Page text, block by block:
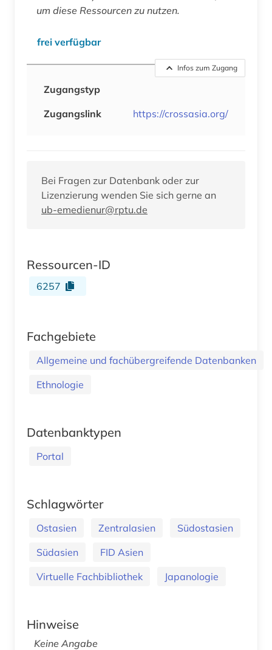
um diese Ressourcen zu nutzen.
frei verfügbar
Infos zum Zugang
Zugangstyp
Zugangslink
https://crossasia.org/
Bei Fragen zur Datenbank oder zur
Lizenzierung wenden Sie sich gerne an
ub-emedienur@rptu.de
Ressourcen-ID
6257
Fachgebiete
Allgemeine und fachübergreifende Datenbanken
Ethnologie
Datenbanktypen
Portal
Schlagwörter
Ostasien Zentralasien
Südostasien
Südasien
FID Asien
Virtuelle Fachbibliothek
Japanologie
Hinweise
Keine Angabe